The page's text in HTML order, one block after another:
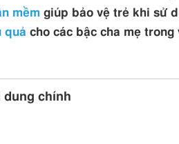
mềm giúp bảo vệ trẻ khi sử
quả cho các bậc cha mẹ trong
dung chính